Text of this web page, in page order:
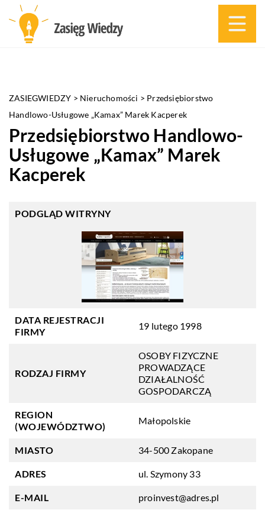
ZASIEGWIEDZY > Nieruchomości > Przedsiębiorstwo
Handlowo-Usługowe „Kamax” Marek Kacperek
Przedsiębiorstwo Handlowo-
Usługowe „Kamax” Marek
Kacperek
PODGLĄD WITRYNY
DATA REJESTRACJI
FIRMY
19 lutego 1998
RODZAJ FIRMY
OSOBY FIZYCZNE
PROWADZĄCE
DZIAŁALNOŚĆ
GOSPODARCZĄ
REGION
(WOJEWÓDZTWO)
Małopolskie
MIASTO 34-500 Zakopane
ADRES ul. Szymony 33
E-MAIL proinvest@adres.pl